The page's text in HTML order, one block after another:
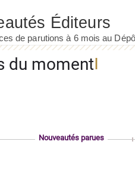
du moment
Nouveautés parues